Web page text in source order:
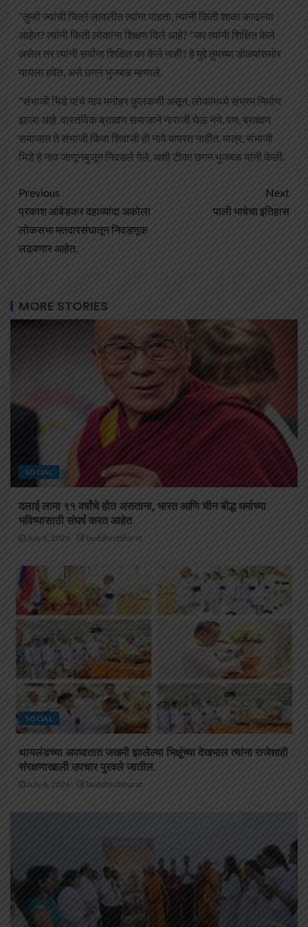
“तुम्ही ज्यांची चित्रे लावलीत त्यांना पाहता, त्यांनी किती शाळा काढल्या
आहेत? त्यांनी किती लोकांना शिक्षण दिले आहे? “जर त्यांनी शिक्षित केले
असेल तर त्यांनी सर्वांना शिक्षित का केले नाही? हे मुद्दे तुमच्या डोळ्यांसमोर
यायला हवेत, असे छगन भुजबळ म्हणाले.
“संभाजी भिडे यांचे नाव मनोहर कुलकर्णी असून, लोकांमध्ये संभ्रम निर्माण
झाला आहे. वास्तविक ब्राह्मण समाजाने नाराजी घेऊ नये. पण, ब्राह्मण
समाजात ते संभाजी किंवा शिवाजी ही नावे वापरत नाहीत. मात्र, संभाजी
भिडे हे नाव जाणूनबुजून निवडले गेले, अशी टीका छगन भुजबळ यांनी केली.
Previous
प्रकाश आंबेडकर दहाव्यांदा अकोला
लोकसभा मतदारसंघातून निवडणूक
लढवणार आहेत.
Next
पाली भाषेचा इतिहास
MORE STORIES
SOCIAL
दलाई लामा ९१ वर्षांचे होत असताना, भारत आणि चीन बौद्ध धर्माच्या
भविष्यासाठी संघर्ष करत आहेत
July 8, 2026 buddhistbharat
SOCIAL
थायलंडच्या अपघातात जखमी झालेल्या भिक्षूंच्या देखभाल त्यांना राजेशाही
संरक्षणाखाली उपचार पुरवले जातील.
July 6, 2026 buddhistbharat